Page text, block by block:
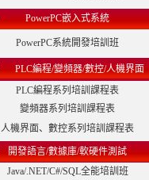
PowerPC嵌入式系統
PowerPC系統開發培訓班
PLC編程/變頻器/數控/人機界面
PLC編程系列培訓課程表
變頻器系列培訓課程表
人機界面、數控系列培訓課程表
開發語言/數據庫/軟硬件測試
Java/.NET/C#/SQL全能培訓班